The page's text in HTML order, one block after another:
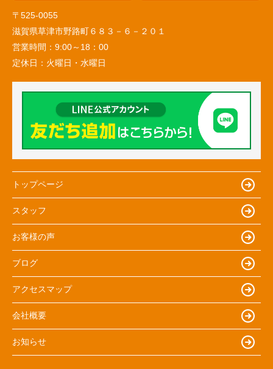
〒525-0055
滋賀県草津市野路町６８３－６－２０１
営業時間： 9:00～18：00
定休日： 火曜日・水曜日
トップページ
スタッフ
お客様の声
ブログ
アクセスマップ
会社概要
お知らせ